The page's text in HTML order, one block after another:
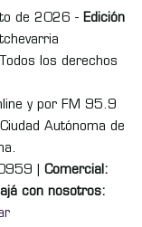
de 2026 - Edición
los derechos
y por FM 95.9
Autónoma de
| Comercial:
con nosotros: